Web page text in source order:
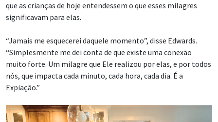
que as crianças de hoje entendessem o que esses milagres
significavam para elas.
“Jamais me esquecerei daquele momento”, disse Edwards.
“Simplesmente me dei conta de que existe uma conexão
muito forte. Um milagre que Ele realizou por elas, e por todos
nós, que impacta cada minuto, cada hora, cada dia. É a
Expiação.”